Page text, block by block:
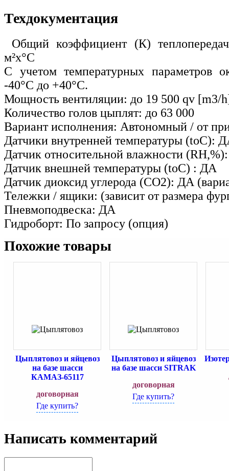
Техдокументация
Общий коэффициент (К)
м²х°С
С учетом температурных параметров
-40°С до +40°С.
Мощность вентиляции: до 19 500 qv [m3/
Количество голов цыплят: до 63 000
Вариант исполнения: Автономный / от
Датчики внутренней температуры (toC):
Датчик относительной влажности
Датчик внешней температуры (toC) : ДА
Датчик диоксид углерода (СО2): ДА
Тележки / ящики: (зависит от размера
Пневмоподвеска: ДА
Гидроборт: По запросу (опция)
Похожие товары
Цыплятовоз и яйцевоз
на базе шасси
КАМАЗ-65117
договорная
Где купить?
Цыплятовоз и яйцевоз
на базе шасси SITRAK
договорная
Где купить?
Написать комментарий